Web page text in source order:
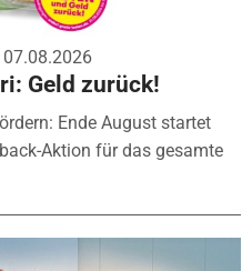
07.08.2026
Geld zurück!
Ende August startet
Aktion für das gesamte